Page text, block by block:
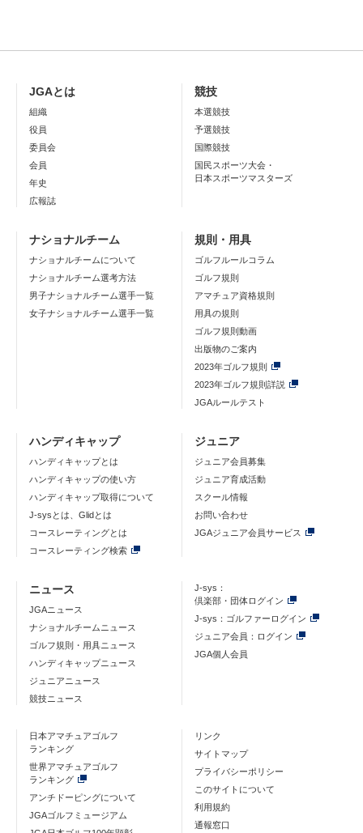
JGAとは
組織
役員
委員会
会員
年史
広報誌
競技
本選競技
予選競技
国際競技
国民スポーツ大会・
日本スポーツマスターズ
ナショナルチーム
ナショナルチームについて
ナショナルチーム選考方法
男子ナショナルチーム選手一覧
女子ナショナルチーム選手一覧
規則・用具
ゴルフルールコラム
ゴルフ規則
アマチュア資格規則
用具の規則
ゴルフ規則動画
出版物のご案内
2023年ゴルフ規則
2023年ゴルフ規則詳説
JGAルールテスト
ハンディキャップ
ハンディキャップとは
ハンディキャップの使い方
ハンディキャップ取得について
J-sysとは、Glidとは
コースレーティングとは
コースレーティング検索
ジュニア
ジュニア会員募集
ジュニア育成活動
スクール情報
お問い合わせ
JGAジュニア会員サービス
ニュース
JGAニュース
ナショナルチームニュース
ゴルフ規則・用具ニュース
ハンディキャップニュース
ジュニアニュース
競技ニュース
J-sys：
倶楽部・団体ログイン
J-sys：ゴルファーログイン
ジュニア会員：ログイン
JGA個人会員
日本アマチュアゴルフ
ランキング
世界アマチュアゴルフ
ランキング
アンチドーピングについて
JGAゴルフミュージアム
リンク
サイトマップ
プライバシーポリシー
このサイトについて
利用規約
通報窓口